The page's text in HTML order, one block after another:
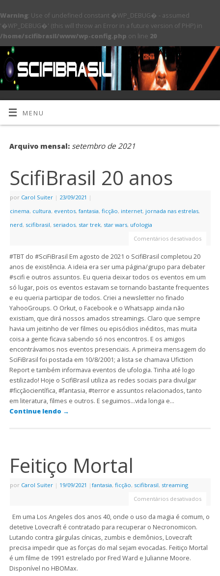
Warning: Use of undefined constant �WP_DEBUG� - assumed
'�WP_DEBUG�' (this will throw an Error in a future version of PHP) in
/home/scifibrasil/www/wp-config.php on line 20
MENU
Arquivo mensal: setembro de 2021
ScifiBrasil 20 anos
por Carol Suiter | 23/09/2021 |
cinema, cultura, eventos, fantasia, ficção, internet, jornada nas estrelas,
nerd, scifibrasil, seriados, star trek, star wars, ufologia
Comentários desativados
#TBT do #SciFiBrasil Em agosto de 2021 o ScifiBrasil completou 20
anos de existência. A ideia era ser uma página/grupo para debater
#scifi e outros assuntos. Eu queria deixar todos os eventos em um
só lugar, pois os eventos estavam se tornando bastante frequentes
e eu queria participar de todos. Criei a newsletter no finado
YahooGroups. O Orkut, o Facebook e o Whatsapp ainda não
existiam, que dirá nossos amados streamings. Claro que sempre
havia um jeitinho de ver filmes ou episódios inéditos, mas muita
coisa a gente ficava sabendo só nos encontros. E os amigos
encontrávamos nos eventos presenciais. A primeira mensagem do
SciFiBrasil foi postada em 10/8/2001; a lista se chamava Ufiction
Report e também informava eventos de ufologia. Tinha até logo
estilizado! Hoje o ScifiBrasil utiliza as redes sociais para divulgar
#ficçãocientífica, #fantasia, #terror e assuntos relacionados, tanto
em literatura, filmes e outros. E seguimos…vida longa e…
Continue lendo →
Feitiço Mortal
por Carol Suiter | 19/09/2021 | fantasia, ficção, scifibrasil, streaming
Comentários desativados
Em uma Los Angeles dos anos 40, onde o uso da magia é comum, o
detetive Lovecraft é contratado para recuperar o Necronomicon.
Lutando contra gárgulas cínicas, zumbis e demônios, Lovecraft
precisa impedir que as forças do mal sejam evocadas. Feitiço Mortal
é um filme de 1991 estrelado por Fred Ward e Julianne Moore.
Disponível no HBOMax.